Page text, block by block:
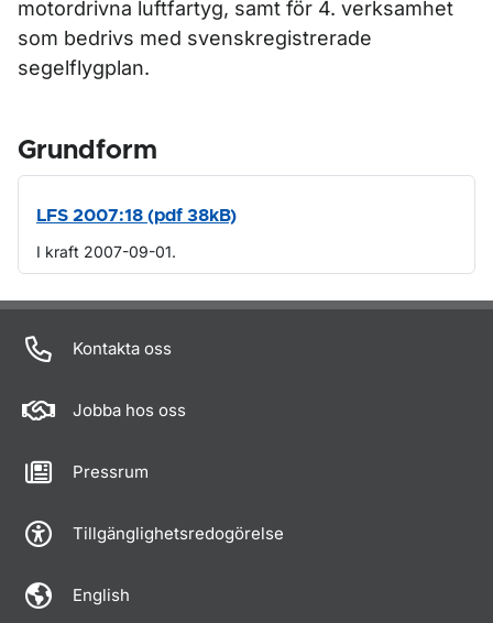
motordrivna luftfartyg, samt för 4. verksamhet
som bedrivs med svenskregistrerade
segelflygplan.
Grundform
LFS 2007:18 (pdf 38kB)
I kraft 2007-09-01.
Om sidan
Kontakta oss
Jobba hos oss
Pressrum
Tillgänglighetsredogörelse
English